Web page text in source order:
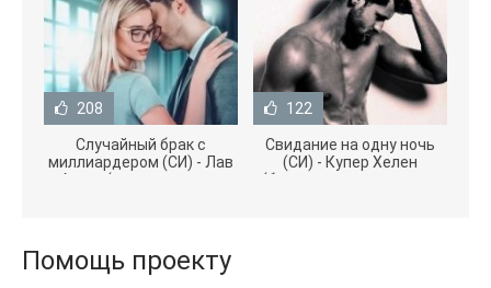
208
Случайный брак с
миллиардером (СИ) - Лав
Агата (полная версия
122
Свидание на одну ночь
(СИ) - Купер Хелен
(бесплатные серии книг
Помощь проекту